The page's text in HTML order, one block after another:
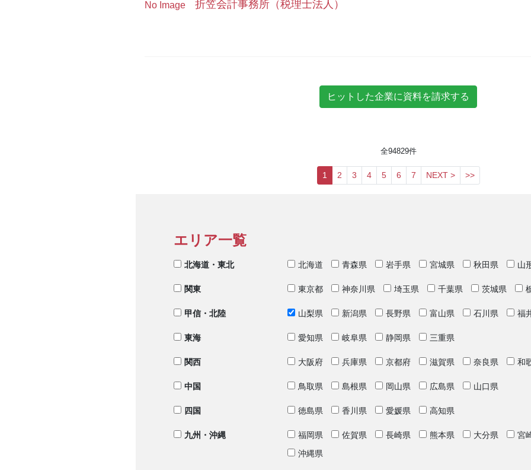
No Image 折笠会計事務所（税理士法人）
全94829件
1 2 3 4 5 6 7 NEXT > >>
エリア一覧
北海道・東北 北海道 青森県 岩手県 宮城県 秋田県 山
関東 東京都 神奈川県 埼玉県 千葉県 茨城県
甲信・北陸 山梨県 新潟県 長野県 富山県 石川県 福
東海 愛知県 岐阜県 静岡県 三重県
関西 大阪府 兵庫県 京都府 滋賀県 奈良県 和
中国 鳥取県 島根県 岡山県 広島県 山口県
四国 徳島県 香川県 愛媛県 高知県
九州・沖縄 福岡県 佐賀県 長崎県 熊本県 大分県
宮
沖縄県